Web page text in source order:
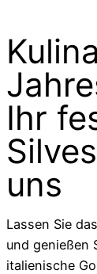
Ihr
uns
Lassen Sie
und genießen
italienische